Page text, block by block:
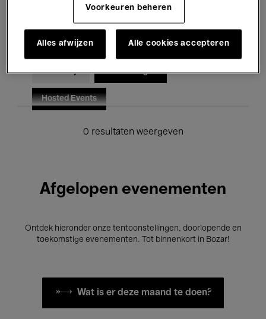
Voor iedereen Kids’ Palace
Onderwijs Rondleidingen
Hosted Events
0 resultaten weergeven
Afgelopen evenementen
Ontdek hieronder onze tentoonstellingen, doorlopende en
toekomstige evenementen. Tot binnenkort in Bozar!
Wat is er deze maand te doen?
Voorkeuren beheren
Alles afwijzen Alle cookies accepteren